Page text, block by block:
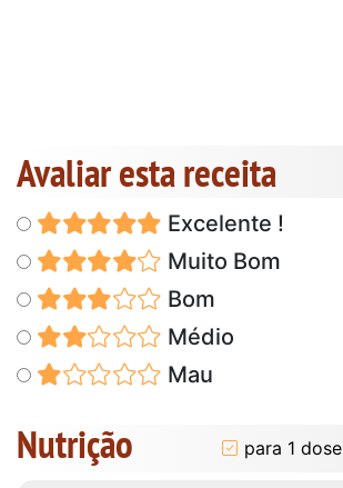
Avaliar esta receita
Excelente !
Muito Bom
Bom
Médio
Mau
Nutrição para 1 dose